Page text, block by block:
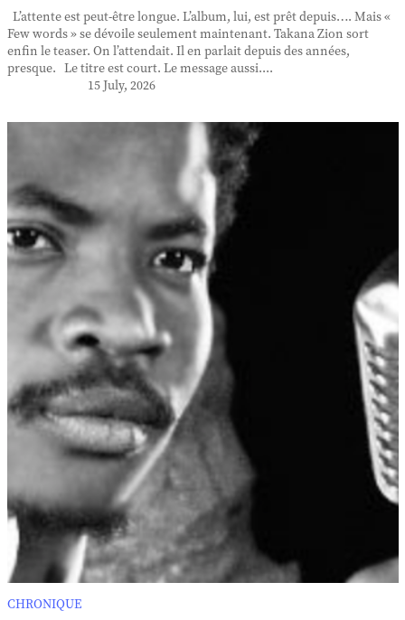
L’attente est peut-être longue. L’album, lui, est prêt depuis…. Mais «
Few words » se dévoile seulement maintenant. Takana Zion sort
enfin le teaser. On l’attendait. Il en parlait depuis des années,
presque. Le titre est court. Le message aussi....
15 July, 2026
CHRONIQUE